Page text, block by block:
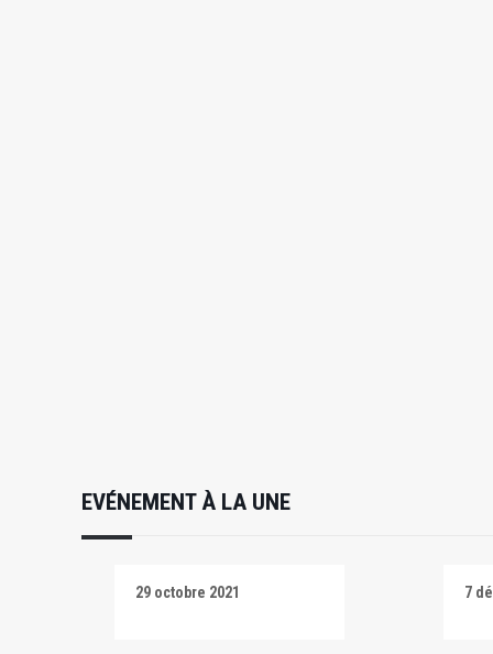
EVÉNEMENT À LA UNE
29 octobre 2021 7